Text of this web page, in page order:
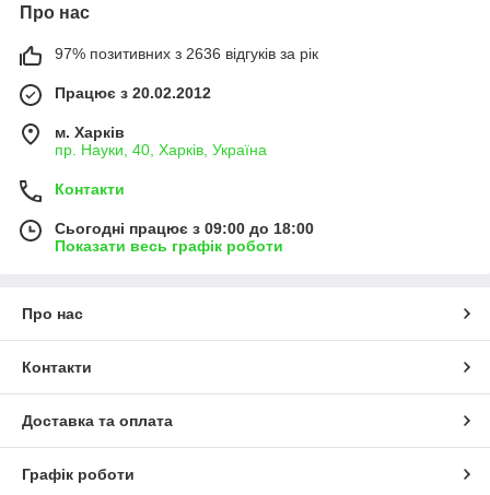
Про нас
97% позитивних з 2636 відгуків за рік
Працює з 20.02.2012
м. Харків
пр. Науки, 40, Харків, Україна
Контакти
Сьогодні працює з 09:00 до 18:00
Показати весь графік роботи
Про нас
Контакти
Доставка та оплата
Графік роботи